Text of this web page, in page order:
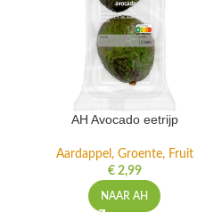
AH Avocado eetrijp
Aardappel, Groente, Fruit
€2,99
NAAR AH